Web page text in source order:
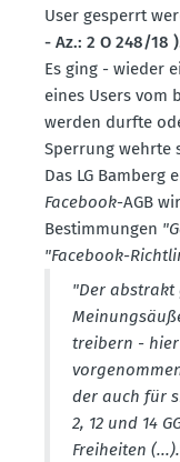
User gesperrt
- Az.: 2 O 248/18 )
Es ging - wieder
eines Users vom
werden durfte
Sperrung wehrte
Das LG Bamberg
Facebook-AGB
Bestim­mungen
"Facebook-
"Der abstrakt
treibern -
der auch für
2, 12 und 14
Freiheiten